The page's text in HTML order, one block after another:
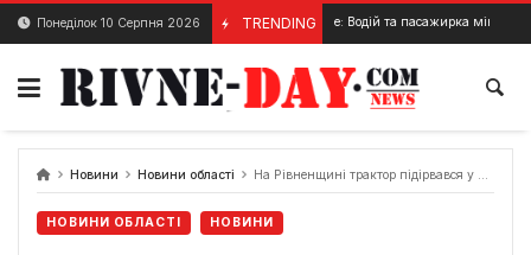
Skip
content
Понеділок 10 Серпня 2026 TRENDING
24 Грудня, 2023 ДТП Рівне: Водій та пасажирка мінівену
Новини Новини області На Рівненщині трактор підірвався у прикордонній зоні на міні
НОВИНИ ОБЛАСТІ НОВИНИ